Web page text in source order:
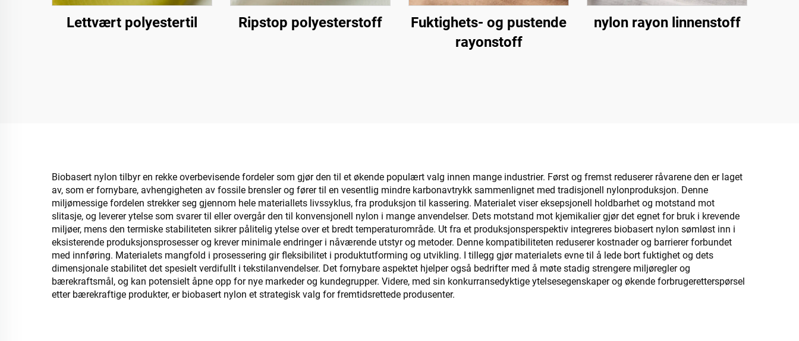
Lettvært polyestertil Ripstop polyesterstoff
Fuktighets- og pustende
rayonstoff
nylon rayon linnenstoff
Biobasert nylon tilbyr en rekke overbevisende fordeler som gjør den til et økende populært valg innen mange industrier. Først og fremst reduserer råvarene den er laget
av, som er fornybare, avhengigheten av fossile brensler og fører til en vesentlig mindre karbonavtrykk sammenlignet med tradisjonell nylonproduksjon. Denne
miljømessige fordelen strekker seg gjennom hele materiallets livssyklus, fra produksjon til kassering. Materialet viser eksepsjonell holdbarhet og motstand mot
slitasje, og leverer ytelse som svarer til eller overgår den til konvensjonell nylon i mange anvendelser. Dets motstand mot kjemikalier gjør det egnet for bruk i krevende
miljøer, mens den termiske stabiliteten sikrer pålitelig ytelse over et bredt temperaturområde. Ut fra et produksjonsperspektiv integreres biobasert nylon sømløst inn i
eksisterende produksjonsprosesser og krever minimale endringer i nåværende utstyr og metoder. Denne kompatibiliteten reduserer kostnader og barrierer forbundet
med innføring. Materialets mangfold i prosessering gir fleksibilitet i produktutforming og utvikling. I tillegg gjør materialets evne til å lede bort fuktighet og dets
dimensjonale stabilitet det spesielt verdifullt i tekstilanvendelser. Det fornybare aspektet hjelper også bedrifter med å møte stadig strengere miljøregler og
bærekraftsmål, og kan potensielt åpne opp for nye markeder og kundegrupper. Videre, med sin konkurransedyktige ytelsesegenskaper og økende forbrugeretterspørsel
etter bærekraftige produkter, er biobasert nylon et strategisk valg for fremtidsrettede produsenter.